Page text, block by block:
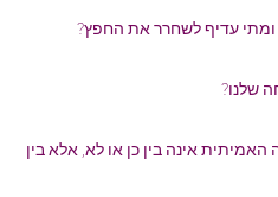
ומתי עדיף לשחרר את החפץ?
שלנו?
אינה בין כן או לא, אלא בין